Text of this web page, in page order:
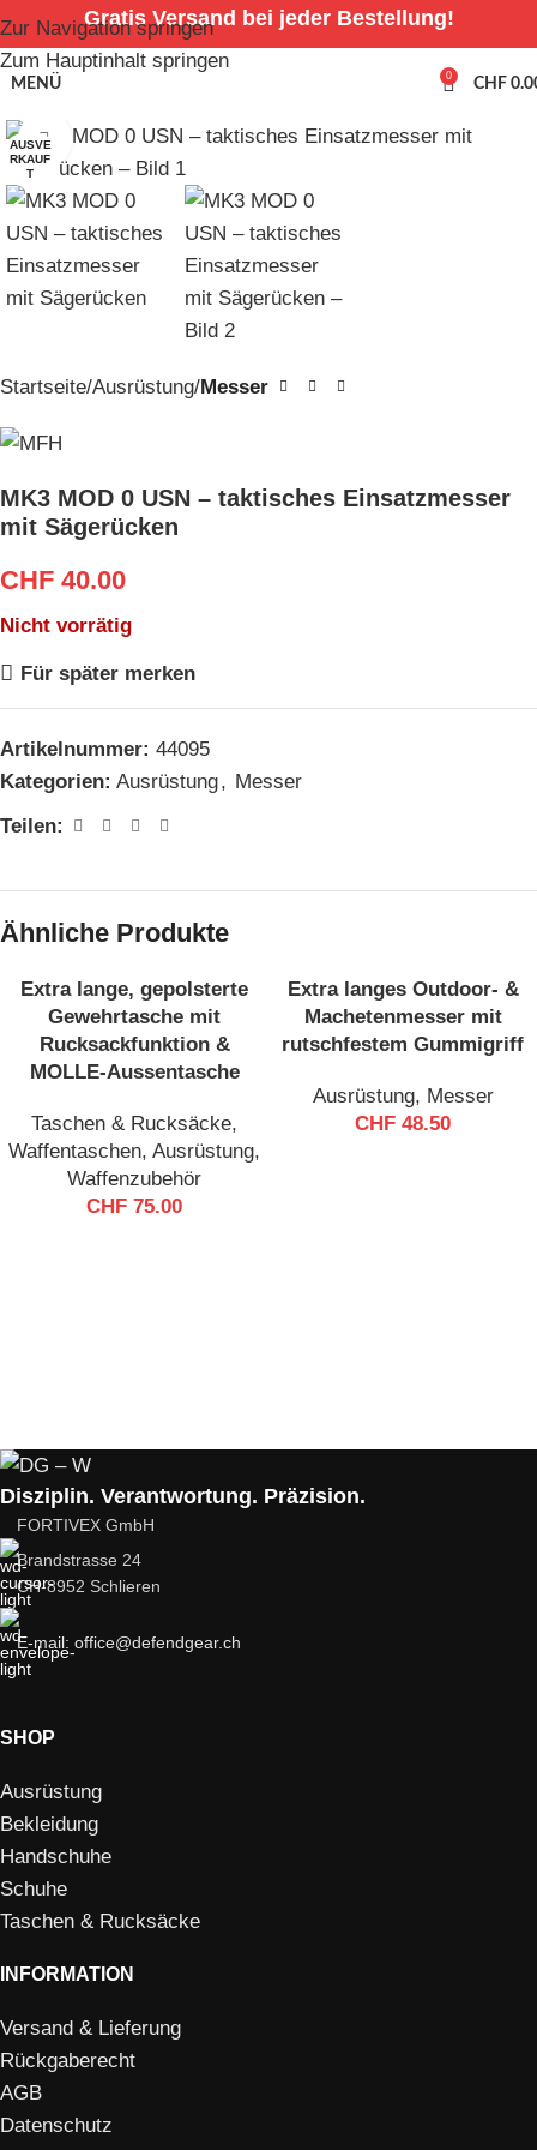
Zur Navigation springen
Zum Hauptinhalt springen
Gratis Versand bei jeder Bestellung!
MENÜ 0 CHF
AUSVE
RKAUF
T
Zum Vergrößern anklicken
Startseite Ausrüstung Messer
MK3 MOD 0 USN – taktisches Einsatzmesser
mit Sägerücken
CHF 40.00
Nicht vorrätig
Für später merken
Artikelnummer: 44095
Kategorien: Ausrüstung, Messer
Teilen:
Ähnliche Produkte
AUSVE
RKAUF
Extra lange, gepolsterte
Gewehrtasche mit
Rucksackfunktion &
MOLLE-Aussentasche
Taschen & Rucksäcke,
Waffentaschen, Ausrüstung,
Waffenzubehör
CHF 75.00
AUSVE
RKAUF
T
Extra langes Outdoor- &
Machetenmesser mit
rutschfestem Gummigriff
Ausrüstung, Messer
CHF 48.50
Disziplin. Verantwortung. Präzision.
FORTIVEX GmbH
Brandstrasse 24
CH-8952 Schlieren
E-mail: office@defendgear.ch
SHOP
Ausrüstung
Bekleidung
Handschuhe
Schuhe
Taschen & Rucksäcke
INFORMATION
Versand & Lieferung
Rückgaberecht
AGB
Datenschutz